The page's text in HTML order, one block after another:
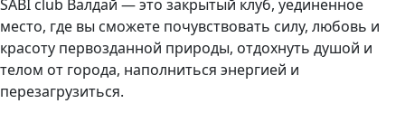
SABI club Валдай — это закрытый клуб, уединенное
место, где вы сможете почувствовать силу, любовь и
красоту первозданной природы, отдохнуть душой и
телом от города, наполниться энергией и
перезагрузиться.